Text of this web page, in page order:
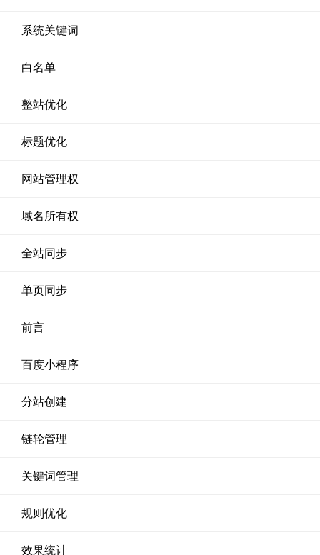
系统关键词
白名单
整站优化
标题优化
网站管理权
域名所有权
全站同步
单页同步
前言
百度小程序
分站创建
链轮管理
关键词管理
规则优化
效果统计